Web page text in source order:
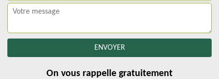
On vous rappelle gratuitement